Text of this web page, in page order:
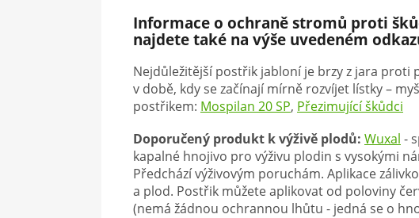
Informace o ochraně stromů proti
najdete také na výše uvedeném
Nejdůležitější postřik jabloní je brzy z jara proti
v době, kdy se začínají mírně rozvíjet lístky –
postřikem: Mospilan 20 SP, Přezimující škůdci
Doporučený produkt k výživě plodů: Wuxal -
kapalné hnojivo pro výživu plodin s vysokými
Předchází výživovým poruchám. Aplikace
a plod. Postřik můžete aplikovat od poloviny
(nemá žádnou ochrannou lhůtu - jedná se o